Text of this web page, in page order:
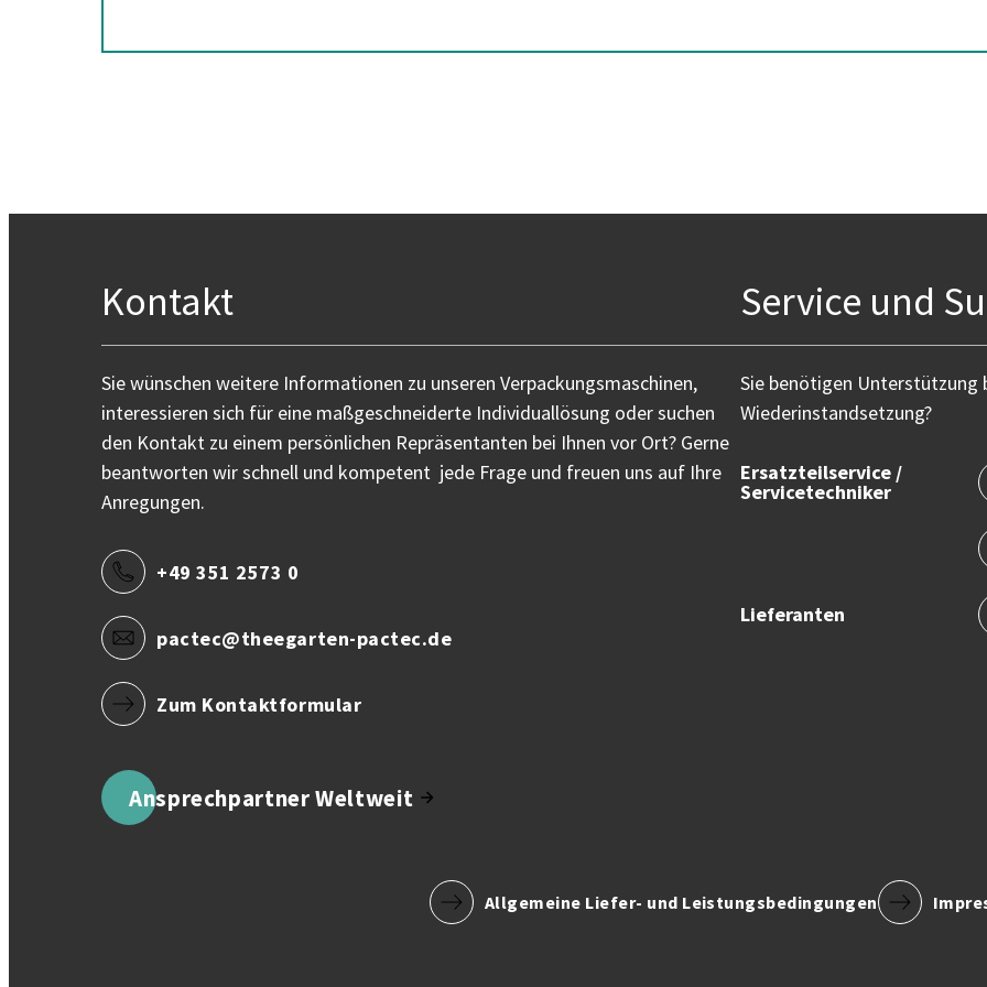
Kontakt
Sie wünschen weitere Informationen zu unseren Verpackungsmaschinen,
interessieren sich für eine maßgeschneiderte Individuallösung oder suchen
den Kontakt zu einem persönlichen Repräsentanten bei Ihnen vor Ort? Gerne
beantworten wir schnell und kompetent jede Frage und freuen uns auf Ihre
Anregungen.
+49 351 2573 0
pactec@theegarten-pactec.de
Zum Kontaktformular
Ansprechpartner Weltweit
Service und
Sie benötigen Unterstützung
Wiederinstandsetzung?
Ersatzteilservice /
Servicetechniker
Lieferanten
Allgemeine Liefer- und Leistungsbedingungen